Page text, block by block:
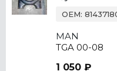
OEM:
MAN
TGA 00-08
1 050 ₽